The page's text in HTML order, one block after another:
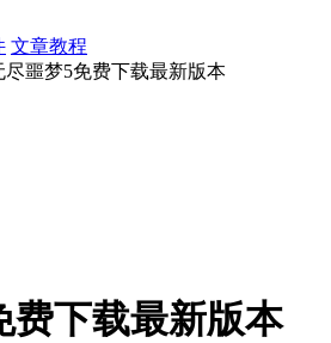
文章教程
尽噩梦5免费下载最新版本
费下载最新版本